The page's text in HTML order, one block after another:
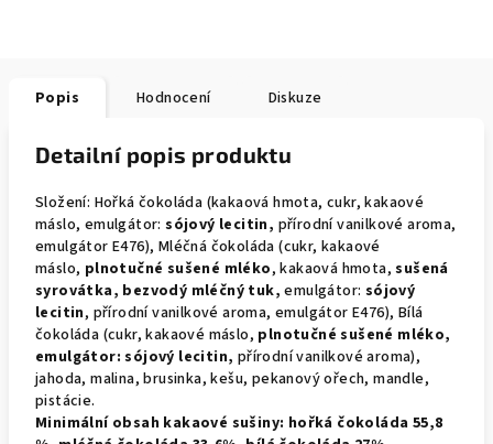
Popis Hodnocení Diskuze
Detailní popis produktu
Složení: Hořká čokoláda (kakaová hmota, cukr, kakaové
máslo, emulgátor: sójový lecitin, přírodní vanilkové aroma,
emulgátor E476), Mléčná čokoláda (cukr, kakaové
máslo, plnotučné sušené mléko, kakaová hmota, sušená
syrovátka, bezvodý mléčný tuk, emulgátor: sójový
lecitin, přírodní vanilkové aroma, emulgátor E476), Bílá
čokoláda (cukr, kakaové máslo, plnotučné sušené mléko,
emulgátor: sójový lecitin, přírodní vanilkové aroma),
jahoda, malina, brusinka, kešu, pekanový ořech, mandle,
pistácie.
Minimální obsah kakaové sušiny: hořká čokoláda 55,8